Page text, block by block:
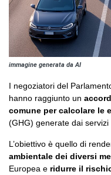
immagine generata da AI
I negoziatori del
hanno raggiunto un
comune per calcolare le
(GHG) generate dai
L’obiettivo è quello di
ambientale dei diversi
Europea e ridurre il